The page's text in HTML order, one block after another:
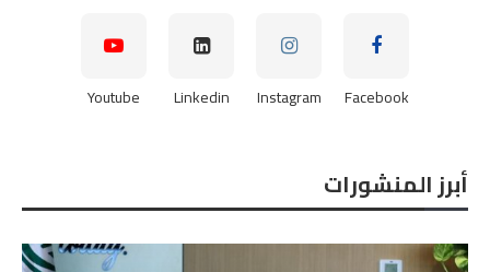
Facebook
Instagram
Linkedin
Youtube
أبرز المنشورات